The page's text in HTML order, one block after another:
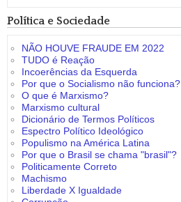
Política e Sociedade
NÃO HOUVE FRAUDE EM 2022
TUDO é Reação
Incoerências da Esquerda
Por que o Socialismo não funciona?
O que é Marxismo?
Marxismo cultural
Dicionário de Termos Políticos
Espectro Político Ideológico
Populismo na América Latina
Por que o Brasil se chama "brasil"?
Politicamente Correto
Machismo
Liberdade X Igualdade